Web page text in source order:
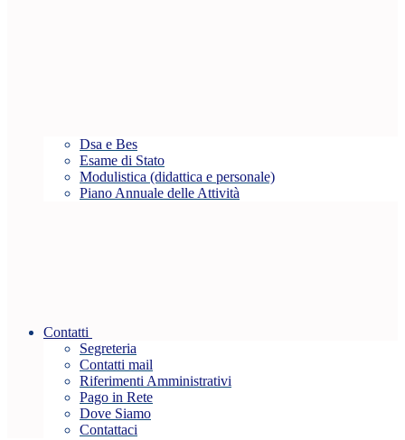
Dsa e Bes
Esame di Stato
Modulistica (didattica e personale)
Piano Annuale delle Attività
Contatti
Segreteria
Contatti mail
Riferimenti Amministrativi
Pago in Rete
Dove Siamo
Contattaci